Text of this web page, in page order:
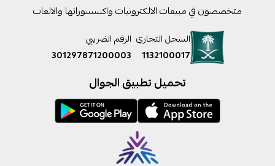
متخصصون في مبيعات الالكترونيات واكسسوراتها والالعاب
السجل التجاري
1132100017
الرقم الضريبي
301297871200003
تحميل تطبيق الجوال